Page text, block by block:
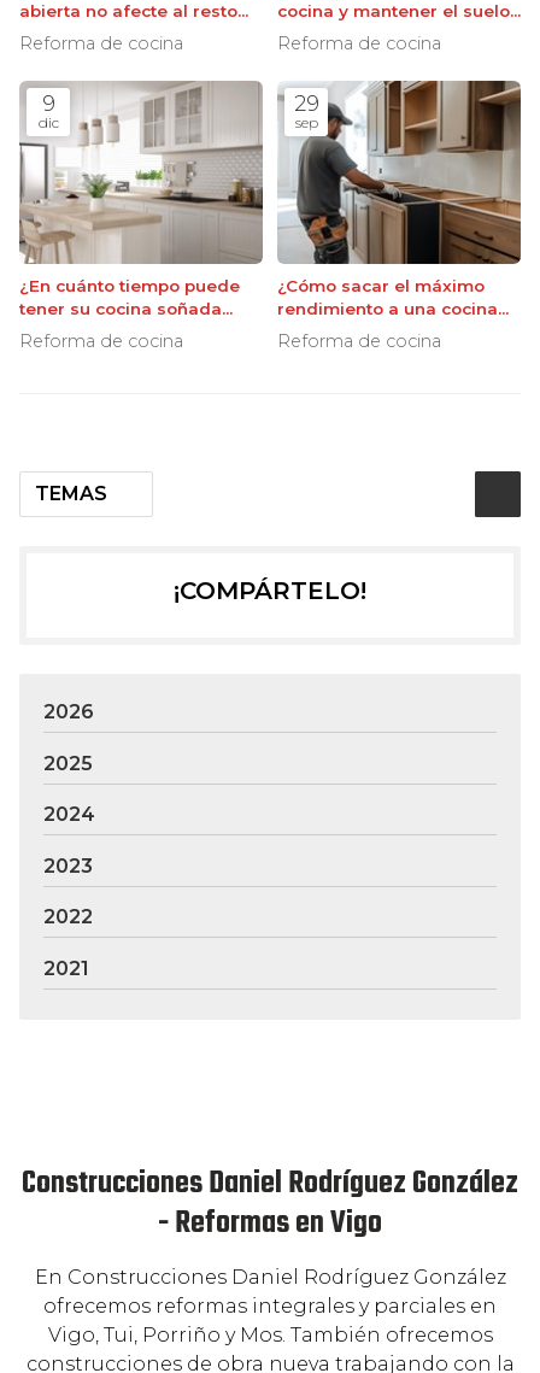
TEMAS
abierta no afecte al resto
del salón?
Reforma de cocina
cocina y mantener el suelo
existente?
Reforma de cocina
9
dic
¿En cuánto tiempo puede
tener su cocina soñada
reformada?
Reforma de cocina
29
sep
¿Cómo sacar el máximo
rendimiento a una cocina
americana?
Reforma de cocina
¡COMPÁRTELO!
2026
2025
2024
2023
2022
2021
Construcciones Daniel Rodríguez González
- Reformas en Vigo
En Construcciones Daniel Rodríguez González
ofrecemos reformas integrales y parciales en
Vigo, Tui, Porriño y Mos. También ofrecemos
construcciones de obra nueva trabajando con la